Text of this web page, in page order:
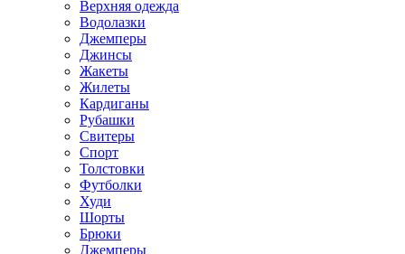
Верхняя одежда
Водолазки
Джемперы
Джинсы
Жакеты
Жилеты
Кардиганы
Рубашки
Свитеры
Спорт
Толстовки
Футболки
Худи
Шорты
Брюки
Джемперы